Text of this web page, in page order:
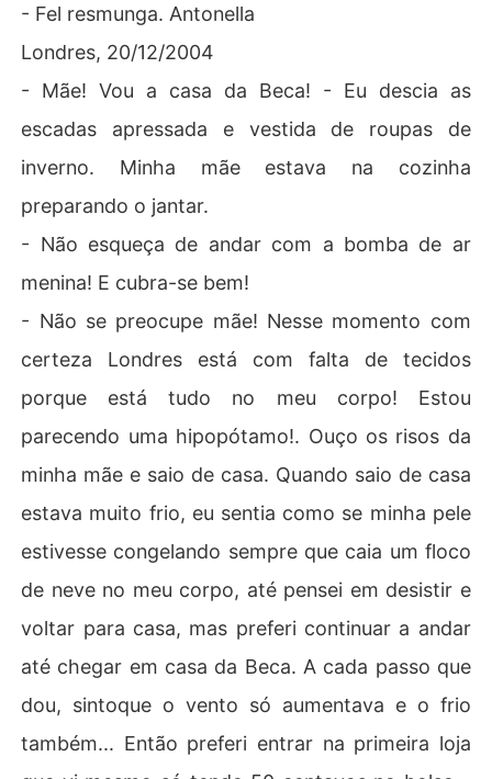
- Fel resmunga. Antonella
Londres, 20/12/2004
- Mãe! Vou a casa da Beca! - Eu descia as
escadas apressada e vestida de roupas de
inverno. Minha mãe estava na cozinha
preparando o jantar.
- Não esqueça de andar com a bomba de ar
menina! E cubra-se bem!
- Não se preocupe mãe! Nesse momento com
certeza Londres está com falta de tecidos
porque está tudo no meu corpo! Estou
parecendo uma hipopótamo!. Ouço os risos da
minha mãe e saio de casa. Quando saio de casa
estava muito frio, eu sentia como se minha pele
estivesse congelando sempre que caia um floco
de neve no meu corpo, até pensei em desistir e
voltar para casa, mas preferi continuar a andar
até chegar em casa da Beca. A cada passo que
dou, sintoque o vento só aumentava e o frio
também... Então preferi entrar na primeira loja